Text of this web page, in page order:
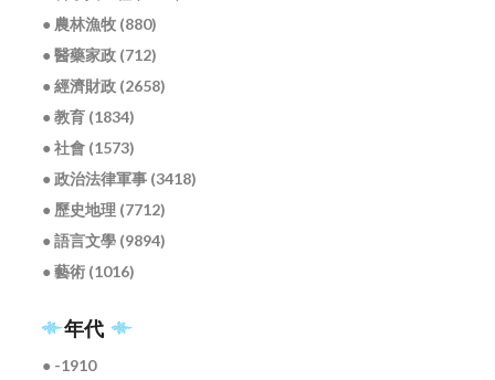
● 農林漁牧 (880)
● 醫藥家政 (712)
● 經濟財政 (2658)
● 教育 (1834)
● 社會 (1573)
● 政治法律軍事 (3418)
● 歷史地理 (7712)
● 語言文學 (9894)
● 藝術 (1016)
年代
● -1910